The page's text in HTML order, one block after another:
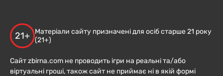
21+
Матеріали сайту призначені для осіб старше 21 року
(21+)
Сайт zbirna.com не проводить ігри на реальні та/або
віртуальні гроші, також сайт не приймає ні в якій формі